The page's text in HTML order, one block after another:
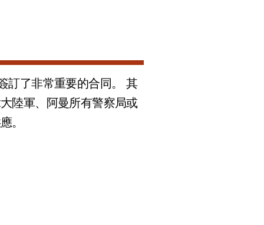
訂了非常重要的合同。 其
陸軍、阿曼所有警察局或
。